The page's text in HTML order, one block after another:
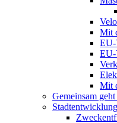
Mit
EU-
EU-
Mit
Gemeinsam